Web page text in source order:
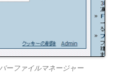
ーファイルマネージャー